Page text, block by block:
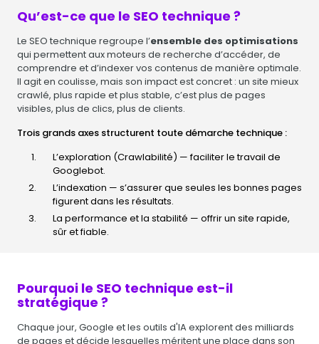
Qu’est-ce que le SEO technique ?
Le SEO technique regroupe l’ensemble des optimisations
qui permettent aux moteurs de recherche d’accéder, de
comprendre et d’indexer vos contenus de manière optimale.
Il agit en coulisse, mais son impact est concret : un site mieux
crawlé, plus rapide et plus stable, c’est plus de pages
visibles, plus de clics, plus de clients.
Trois grands axes structurent toute démarche technique :
L’exploration (Crawlabilité) — faciliter le travail de
Googlebot.
L’indexation — s’assurer que seules les bonnes pages
figurent dans les résultats.
La performance et la stabilité — offrir un site rapide,
sûr et fiable.
Pourquoi le SEO technique est-il
stratégique ?
Chaque jour, Google et les outils d'IA explorent des milliards
de pages et décide lesquelles méritent une place dans son